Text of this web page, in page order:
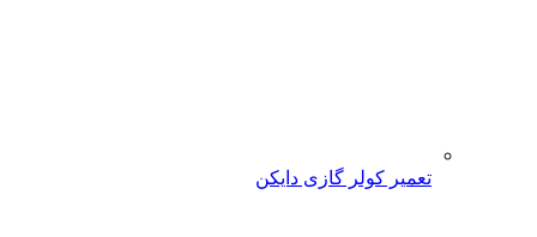
تعمیر کولر گازی دایکن